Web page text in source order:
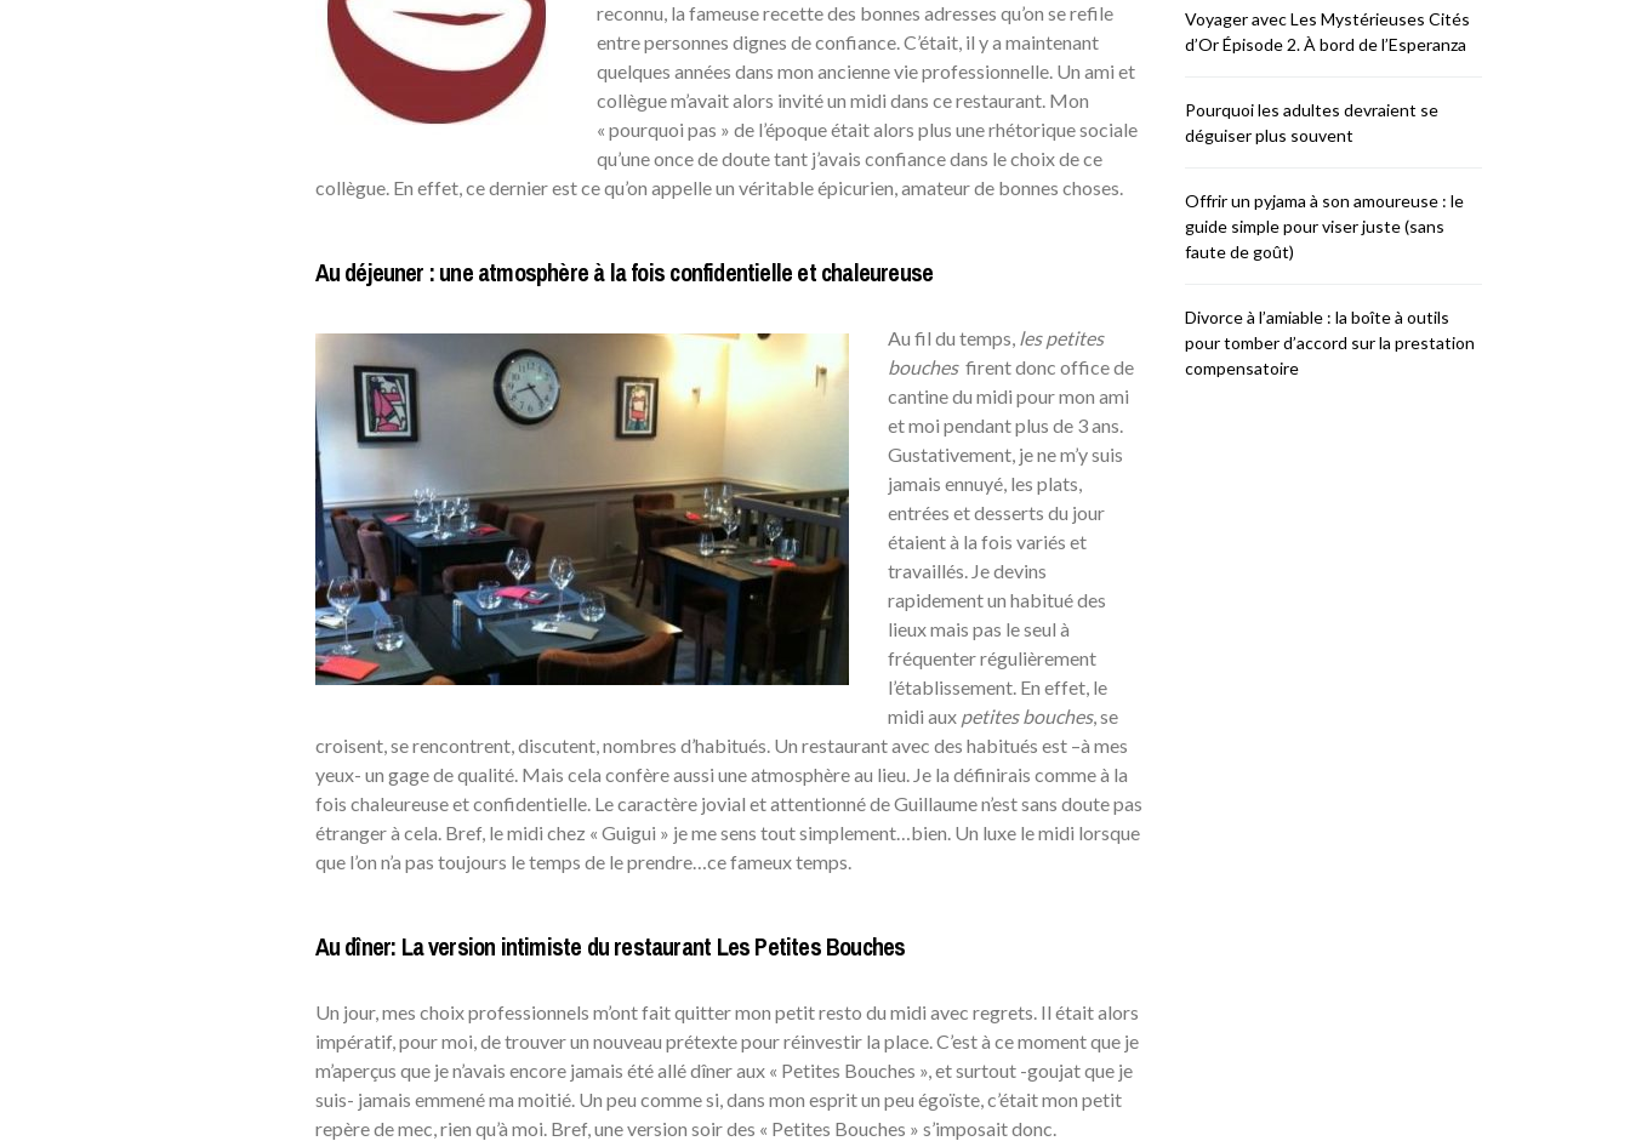
reconnu, la fameuse recette des bonnes adresses qu’on se refile
entre personnes dignes de confiance. C’était, il y a maintenant
quelques années dans mon ancienne vie professionnelle. Un ami et
collègue m’avait alors invité un midi dans ce restaurant. Mon
« pourquoi pas » de l’époque était alors plus une rhétorique sociale
qu’une once de doute tant j’avais confiance dans le choix de ce
collègue. En effet, ce dernier est ce qu’on appelle un véritable épicurien, amateur de bonnes choses.
Au déjeuner : une atmosphère à la fois confidentielle et chaleureuse
Au fil du temps, les petites
bouchesfirent donc office de
cantine du midi pour mon ami
et moi pendant plus de 3 ans.
Gustativement, je ne m’y suis
jamais ennuyé, les plats,
entrées et desserts du jour
étaient à la fois variés et
travaillés. Je devins
rapidement un habitué des
lieux mais pas le seul à
fréquenter régulièrement
l’établissement. En effet, le
midi aux petites bouches, se
croisent, se rencontrent, discutent, nombres d’habitués. Un restaurant avec des habitués est –à mes
yeux- un gage de qualité. Mais cela confère aussi une atmosphère au lieu. Je la définirais comme à la
fois chaleureuse et confidentielle. Le caractère jovial et attentionné de Guillaume n’est sans doute pas
étranger à cela. Bref, le midi chez « Guigui » je me sens tout simplement…bien. Un luxe le midi lorsque
que l’on n’a pas toujours le temps de le prendre…ce fameux temps.
Au dîner: La version intimiste du restaurant Les Petites Bouches
Un jour, mes choix professionnels m’ont fait quitter mon petit resto du midi avec regrets. Il était alors
impératif, pour moi, de trouver un nouveau prétexte pour réinvestir la place. C’est à ce moment que je
m’aperçus que je n’avais encore jamais été allé dîner aux « Petites Bouches », et surtout -goujat que je
suis- jamais emmené ma moitié. Un peu comme si, dans mon esprit un peu égoïste, c’était mon petit
repère de mec, rien qu’à moi. Bref, une version soir des « Petites Bouches » s’imposait donc.
Voyager avec Les Mystérieuses Cités
d’Or Épisode 2. À bord de l’Esperanza
Pourquoi les adultes devraient se
déguiser plus souvent
Offrir un pyjama à son amoureuse : le
guide simple pour viser juste (sans
faute de goût)
Divorce à l’amiable : la boîte à outils
pour tomber d’accord sur la prestation
compensatoire